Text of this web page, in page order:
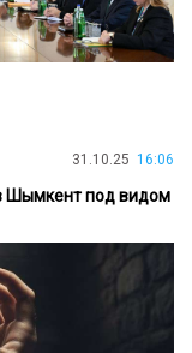
31.10.25 16:06
Шымкент под видом